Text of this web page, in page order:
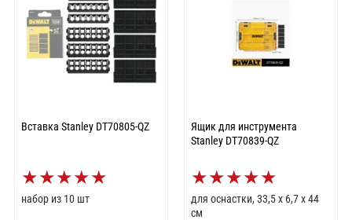
Вставка Stanley DT70805-QZ
★★★★★
набор из 10 шт
Ящик для инструмента
Stanley DT70839-QZ
★★★★★
для оснастки, 33,5 х 6,7 х 44
см